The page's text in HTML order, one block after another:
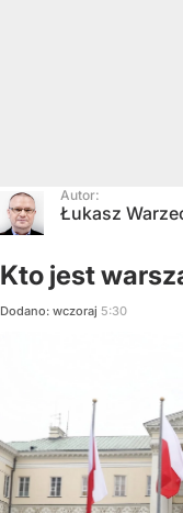
Autor:
Łukasz
Kto jest
Dodano: wczoraj 5:30